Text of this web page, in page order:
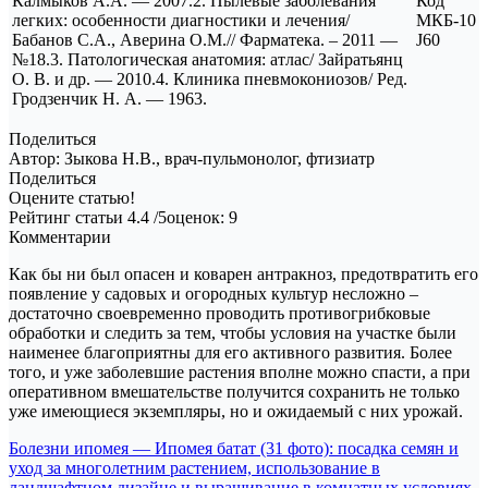
легких: особенности диагностики и лечения/
Бабанов С.А., Аверина О.М.// Фарматека. – 2011 —
№18.3. Патологическая анатомия: атлас/ Зайратьянц
О. В. и др. — 2010.4. Клиника пневмокониозов/ Ред.
Гродзенчик Н. А. — 1963.
МКБ-10
J60
Поделиться
Автор: Зыкова Н.В., врач-пульмонолог, фтизиатр
Поделиться
Оцените статью!
Рейтинг статьи 4.4 /5оценок: 9
Комментарии
Как бы ни был опасен и коварен антракноз, предотвратить его
появление у садовых и огородных культур несложно –
достаточно своевременно проводить противогрибковые
обработки и следить за тем, чтобы условия на участке были
наименее благоприятны для его активного развития. Более
того, и уже заболевшие растения вполне можно спасти, а при
оперативном вмешательстве получится сохранить не только
уже имеющиеся экземпляры, но и ожидаемый с них урожай.
Навигация
по
Болезни ипомея — Ипомея батат (31 фото): посадка семян и
уход за многолетним растением, использование в